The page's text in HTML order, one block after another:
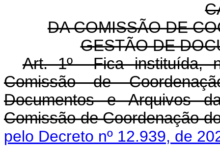
DA COMISSÃO DE
GESTÃO DE
Art. 1º Fica instituída,
Comissão de
Documentos e Arquivos
Comissão de Coordenação
pelo Decreto nº 12.939, de